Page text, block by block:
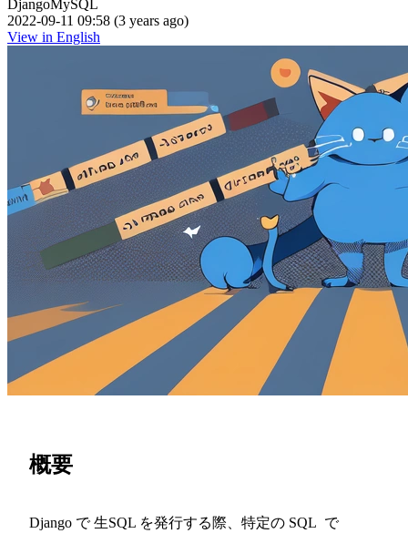
DjangoMySQL
2022-09-11 09:58 (3 years ago)
View in English
概要
Django で 生SQL を発行する際、特定の SQL で